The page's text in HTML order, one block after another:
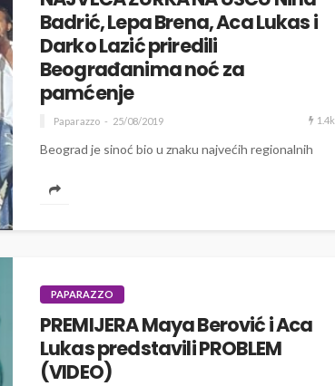
Badrić, Lepa Brena, Aca Lukas i
Darko Lazić priredili
Beograđanima noć za
pamćenje
Paparazzo 25/08/2019 1.4k
Beograd je sinoć bio u znaku najvećih regionalnih
na Ušću...
PAPARAZZO
PREMIJERA Maya Berović i Aca
Lukas predstavili PROBLEM
(VIDEO)